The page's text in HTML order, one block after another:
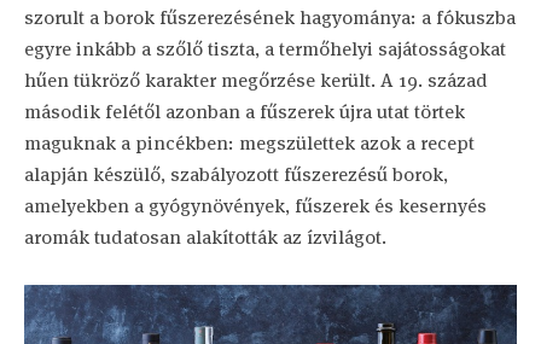
szorult a borok fűszerezésének hagyománya: a fókuszba
egyre inkább a szőlő tiszta, a termőhelyi sajátosságokat
hűen tükröző karakter megőrzése került. A 19. század
második felétől azonban a fűszerek újra utat törtek
maguknak a pincékben: megszülettek azok a recept
alapján készülő, szabályozott fűszerezésű borok,
amelyekben a gyógynövények, fűszerek és kesernyés
aromák tudatosan alakították az ízvilágot.